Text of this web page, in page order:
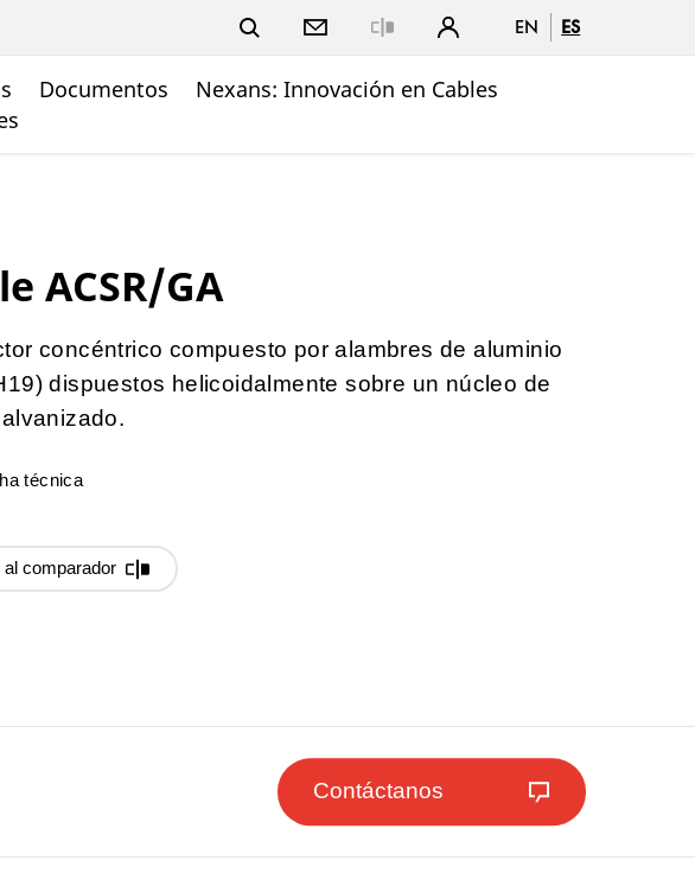
EN ES
Documentos
Nexans: Innovación en Cables
ACSR/GA
concéntrico compuesto por alambres de aluminio
dispuestos helicoidalmente sobre un núcleo de
técnica
al comparador
Contáctanos